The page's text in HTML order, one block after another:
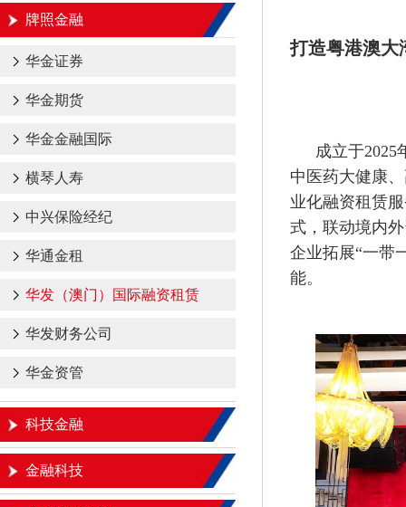
牌照金融
华金证券
华金期货
华金金融国际
横琴人寿
中兴保险经纪
华通金租
华发（澳门）国际融资租赁
华发财务公司
华金资管
科技金融
金融科技
打造粤港澳大
成立于2025
中医药大健康
业化融资租赁
式，联动境内
企业拓展“一带
能。